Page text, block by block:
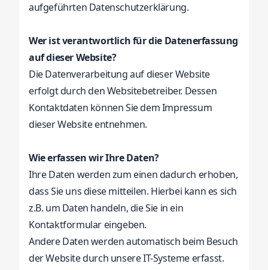
aufgeführten Datenschutzerklärung.
Wer ist verantwortlich für die Datenerfassung
auf dieser Website?
Die Datenverarbeitung auf dieser Website
erfolgt durch den Websitebetreiber. Dessen
Kontaktdaten können Sie dem Impressum
dieser Website entnehmen.
Wie erfassen wir Ihre Daten?
Ihre Daten werden zum einen dadurch erhoben,
dass Sie uns diese mitteilen. Hierbei kann es sich
z.B. um Daten handeln, die Sie in ein
Kontaktformular eingeben.
Andere Daten werden automatisch beim Besuch
der Website durch unsere IT-Systeme erfasst.